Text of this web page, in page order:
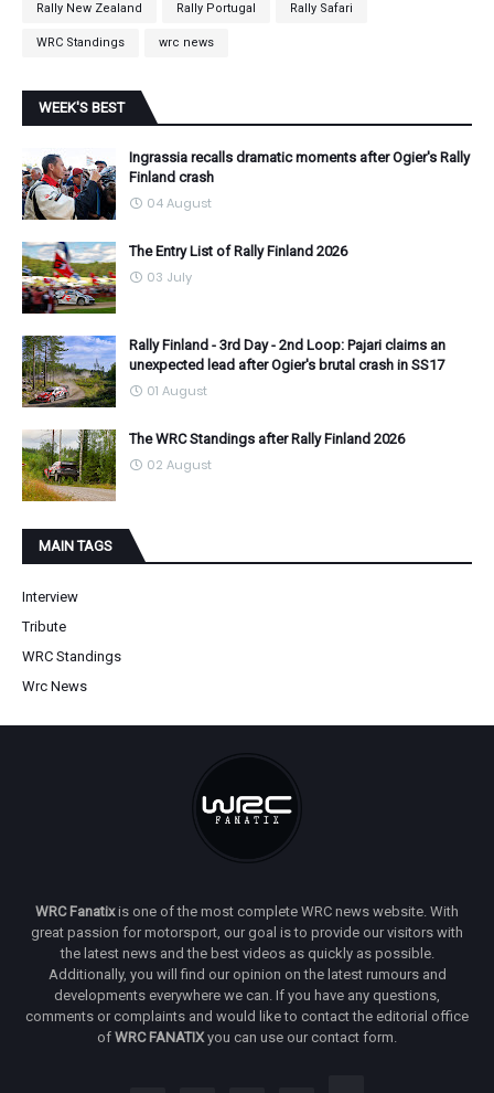
Rally New Zealand Rally Portugal Rally Safari
WRC Standings wrc news
WEEK'S BEST
Ingrassia recalls dramatic moments after Ogier's Rally
Finland crash
04 August
The Entry List of Rally Finland 2026
03 July
Rally Finland - 3rd Day - 2nd Loop: Pajari claims an
unexpected lead after Ogier's brutal crash in SS17
01 August
The WRC Standings after Rally Finland 2026
02 August
MAIN TAGS
Interview
Tribute
WRC Standings
Wrc News
WRC Fanatixis one of the most complete WRC news website. With
great passion for motorsport, our goal is to provide our visitors with
the latest news and the best videos as quickly as possible.
Additionally, you will find our opinion on the latest rumours and
developments everywhere we can. If you have any questions,
comments or complaints and would like to contact the editorial office
of WRC FANATIXyou can use our contact form.